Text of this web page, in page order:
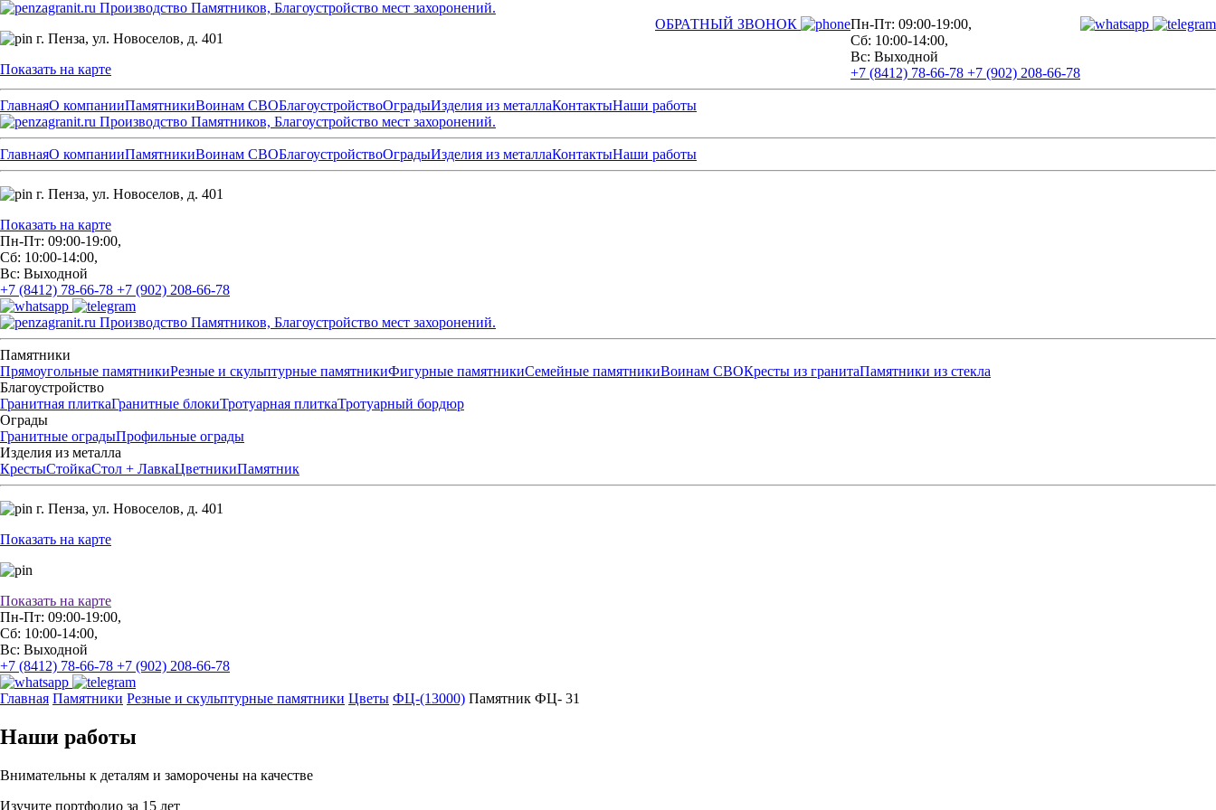
Производство Памятников, Благоустройство мест захоронений.
г. Пенза, ул. Новоселов, д. 401
Показать на карте
ОБРАТНЫЙ ЗВОНОК
Пн-Пт: 09:00-19:00,
Сб: 10:00-14:00,
Вс: Выходной
+7 (8412) 78-66-78 +7 (902) 208-66-78
ГлавнаяО компанииПамятникиВоинам СВОБлагоустройствоОградыИзделия из металлаКонтактыНаши работы
Производство Памятников, Благоустройство мест захоронений.
ГлавнаяО компанииПамятникиВоинам СВОБлагоустройствоОградыИзделия из металлаКонтактыНаши работы
г. Пенза, ул. Новоселов, д. 401
Показать на карте
Пн-Пт: 09:00-19:00,
Сб: 10:00-14:00,
Вс: Выходной
+7 (8412) 78-66-78 +7 (902) 208-66-78
Производство Памятников, Благоустройство мест захоронений.
Памятники
Прямоугольные памятникиРезные и скульптурные памятникиФигурные памятникиСемейные памятникиВоинам СВОКресты из гранитаПамятники из стекла
Благоустройство
Гранитная плиткаГранитные блокиТротуарная плиткаТротуарный бордюр
Ограды
Гранитные оградыПрофильные ограды
Изделия из металла
КрестыСтойкаСтол + ЛавкаЦветникиПамятник
г. Пенза, ул. Новоселов, д. 401
Показать на карте
Показать на карте
Пн-Пт: 09:00-19:00,
Сб: 10:00-14:00,
Вс: Выходной
+7 (8412) 78-66-78 +7 (902) 208-66-78
Главная Памятники Резные и скульптурные памятники Цветы ФЦ-(13000) Памятник ФЦ- 31
Наши работы
Внимательны к деталям и заморочены на качестве
Изучите портфолио за 15 лет